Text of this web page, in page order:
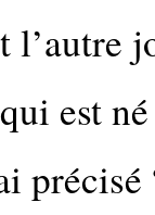
l’autre
est